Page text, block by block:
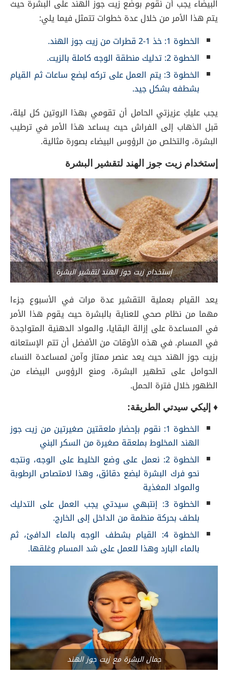
البيضاء يجب أن نقوم بوضع زيت جوز الهند على البشرة حيث
يتم هذا الأمر من خلال عدة خطوات تتمثل فيما يلي:
الخطوة 1: خذ 1-2 قطرات من زيت جوز الهند.
الخطوة 2: تدليك منطقة الوجه كاملة بالزيت.
الخطوة 3: يتم العمل على تركه لبضع ساعات ثم القيام
بشطفه بشكل جيد.
يجب عليكِ عزيزتي الحامل أن تقومي بهذا الروتين كل ليلة،
قبل الذهاب إلى الفراش حيث يساعد هذا الأمر في ترطيب
البشرة، والتخلص من الرؤوس البيضاء بصورة مثالية.
إستخدام زيت جوز الهند لتقشير البشرة
إستخدام زيت جوز الهند لتقشير البشرة
يعد القيام بعملية التقشير عدة مرات في الأسبوع جزءا
مهما من نظام صحي للعناية بالبشرة حيث يقوم هذا الأمر
في المساعدة على إزالة البقايا، والمواد الدهنية المتواجدة
في المسام. في هذه الأوقات من الأفضل أن تتم الإستعانه
بزيت جوز الهند حيث يعد عنصر ممتاز وآمن لمساعدة النساء
الحوامل على تطهير البشرة، ومنع الرؤوس البيضاء من
الظهور خلال فترة الحمل.
♦ إليكي سيدتي الطريقة:
الخطوة 1: نقوم بإحضار ملعقتين صغيرتين من زيت جوز
الهند المخلوط بملعقة صغيرة من السكر البني
الخطوة 2: نعمل على وضع الخليط على الوجه، ونتجه
نحو فرك البشرة لبضع دقائق، وهذا لامتصاص الرطوبة
والمواد المغذية
الخطوة 3: إنتبهي سيدتي يجب العمل على التدليك
بلطف بحركة منظمة من الداخل إلى الخارج.
الخطوة 4: القيام بشطف الوجه بالماء الدافئ، ثم
بالماء البارد وهذا للعمل على شد المسام وغلقها.
جمال البشرة مع زيت جوز الهند